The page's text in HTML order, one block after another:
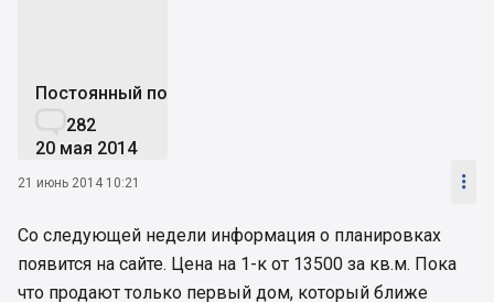
Постоянный пользователь
282
20 мая 2014
21 июнь 2014 10:21 
Со следующей недели информация о планировках
появится на сайте. Цена на 1-к от 13500 за кв.м. Пока
что продают только первый дом, который ближе